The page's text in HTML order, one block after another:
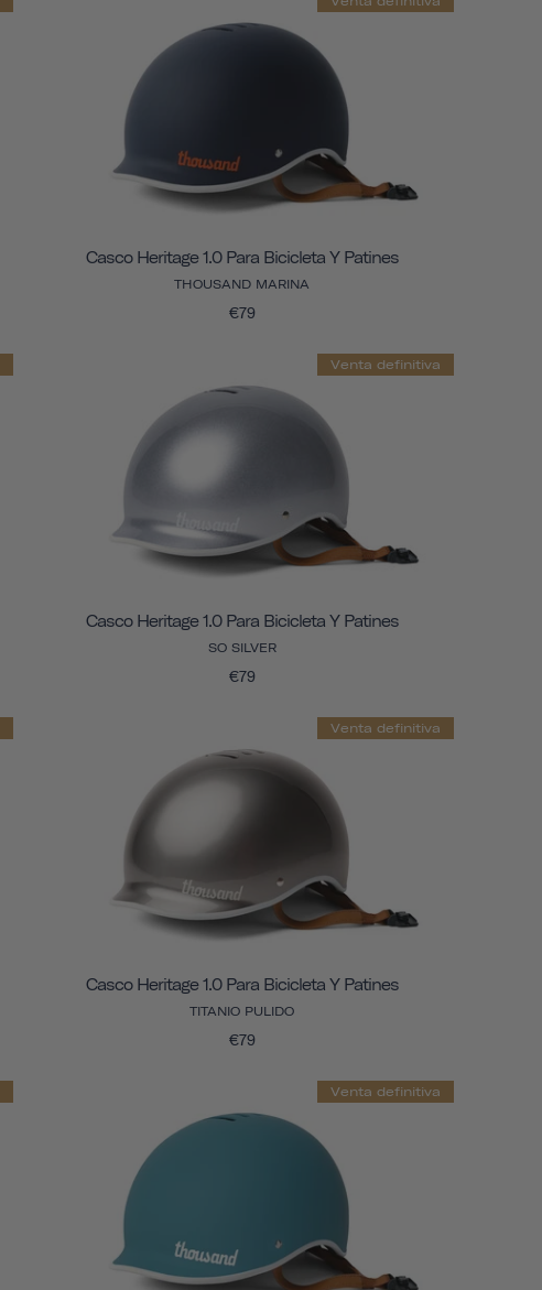
Casco Heritage 1.0 Para Bicicleta Y Patines
THOUSAND MARINA
€79
Venta definitiva
Casco Heritage 1.0 Para Bicicleta Y Patines
SO SILVER
€79
Venta definitiva
Casco Heritage 1.0 Para Bicicleta Y Patines
TITANIO PULIDO
€79
Venta definitiva